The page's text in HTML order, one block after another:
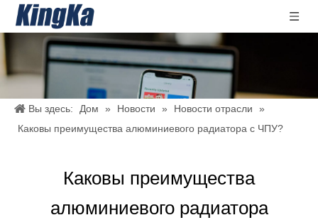
Вы здесь: Дом » Новости » Новости отрасли
»
Каковы преимущества алюминиевого радиатора с ЧПУ?
Каковы преимущества
алюминиевого радиатора